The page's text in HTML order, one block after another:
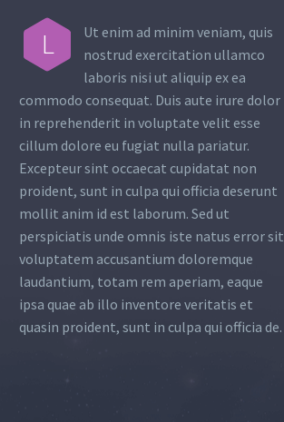
L
Ut enim ad minim veniam, quis
nostrud exercitation ullamco
laboris nisi ut aliquip ex ea
commodo consequat. Duis aute irure dolor
in reprehenderit in voluptate velit esse
cillum dolore eu fugiat nulla pariatur.
Excepteur sint occaecat cupidatat non
proident, sunt in culpa qui officia deserunt
mollit anim id est laborum. Sed ut
perspiciatis unde omnis iste natus error sit
voluptatem accusantium doloremque
laudantium, totam rem aperiam, eaque
ipsa quae ab illo inventore veritatis et
quasin proident, sunt in culpa qui officia de.